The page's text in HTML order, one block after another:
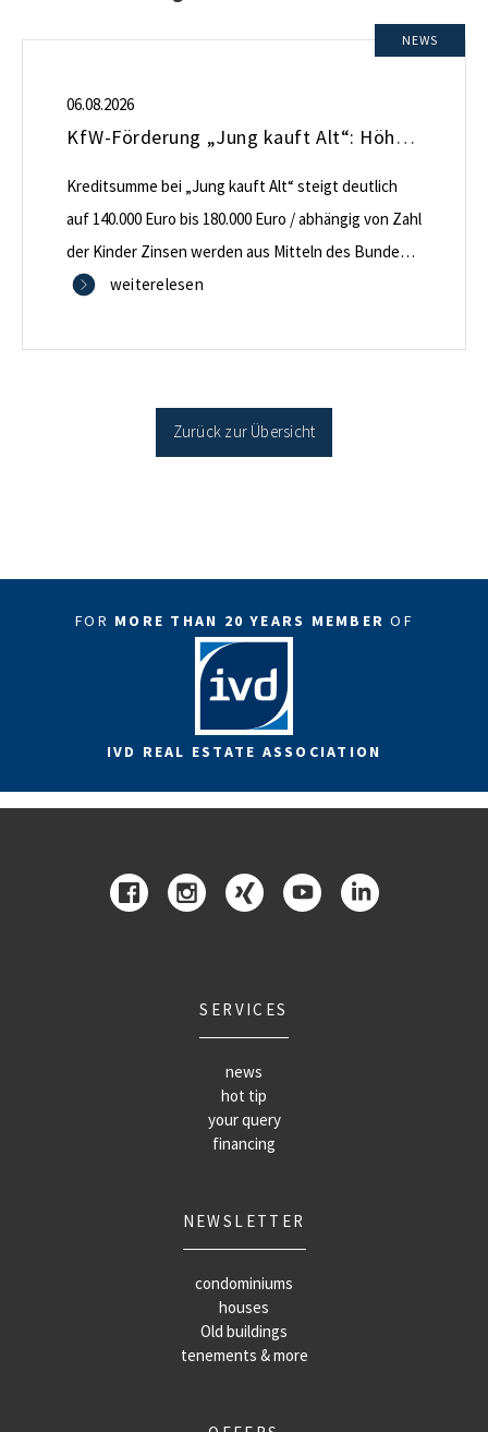
NEWS
06.08.2026
KfW-Förderung „Jung kauft Alt“: Höhere Kredite ab August 2026
Kreditsumme bei „Jung kauft Alt“ steigt deutlich
auf 140.000 Euro bis 180.000 Euro / abhängig von Zahl
der Kinder Zinsen werden aus Mitteln des Bundes
verbilligt: Heutiger Zins bei 0,53 Prozent effektiv bei
Antragstellende verpflichten sich zu energetischer
Sanierung in Einzelmaßnahmen […]
weiterelesen
Zurück zur Übersicht
FOR MORE THAN 20 YEARS MEMBEROF
IVD REAL ESTATE ASSOCIATION
SERVICES
news
hot tip
your query
financing
NEWSLETTER
condominiums
houses
Old buildings
tenements & more